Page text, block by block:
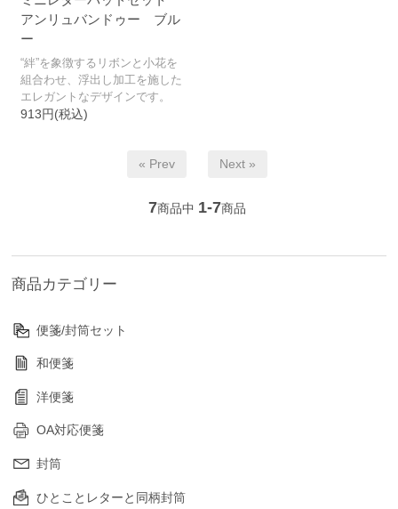
アンリュバンドゥー ブル
ー
“絆”を象徴するリボンと小花を
組合わせ、浮出し加工を施した
エレガントなデザインです。
913円(税込)
« Prev Next »
7商品中 1-7商品
商品カテゴリー
便箋/封筒セット
和便箋
洋便箋
OA対応便箋
封筒
ひとことレターと同柄封筒